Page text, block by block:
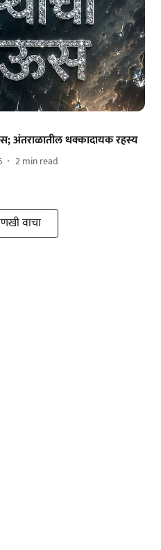
अंतराळातील धक्कादायक रहस्य
2min read
वाचा